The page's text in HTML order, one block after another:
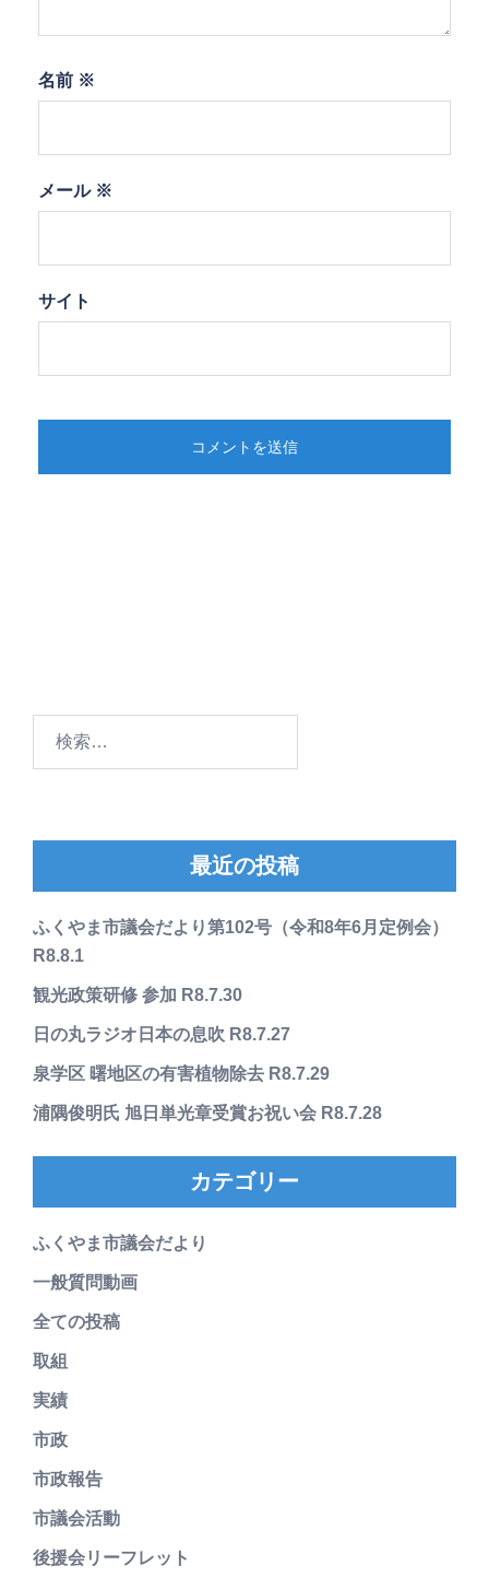
名前 ※
メール ※
サイト
最近の投稿
ふくやま市議会だより第102号（令和8年6月定例会）
R8.8.1
観光政策研修 参加 R8.7.30
日の丸ラジオ日本の息吹 R8.7.27
泉学区 曙地区の有害植物除去 R8.7.29
浦隅俊明氏 旭日単光章受賞お祝い会 R8.7.28
カテゴリー
ふくやま市議会だより
一般質問動画
全ての投稿
取組
実績
市政
市政報告
市議会活動
後援会リーフレット